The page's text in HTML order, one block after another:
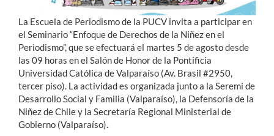
La Escuela de Periodismo de la PUCV invita a participar en
el Seminario “Enfoque de Derechos de la Niñez en el
Periodismo”, que se efectuará el martes 5 de agosto desde
las 09 horas en el Salón de Honor de la Pontificia
Universidad Católica de Valparaíso (Av. Brasil #2950,
tercer piso). La actividad es organizada junto a la Seremi de
Desarrollo Social y Familia (Valparaíso), la Defensoría de la
Niñez de Chile y la Secretaría Regional Ministerial de
Gobierno (Valparaíso).